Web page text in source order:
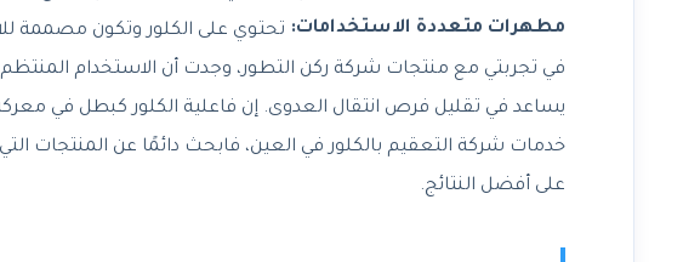
مطهرات متعددة الاستخدامات: تحتوي على الكلور وتكون مصممة
في تجربتي مع منتجات شركة ركن التطور، وجدت أن الاستخدام المنتظم
يساعد في تقليل فرص انتقال العدوى. إن فاعلية الكلور كبطل في
خدمات شركة التعقيم بالكلور في العين، فابحث دائمًا عن المنتجات
على أفضل النتائج.